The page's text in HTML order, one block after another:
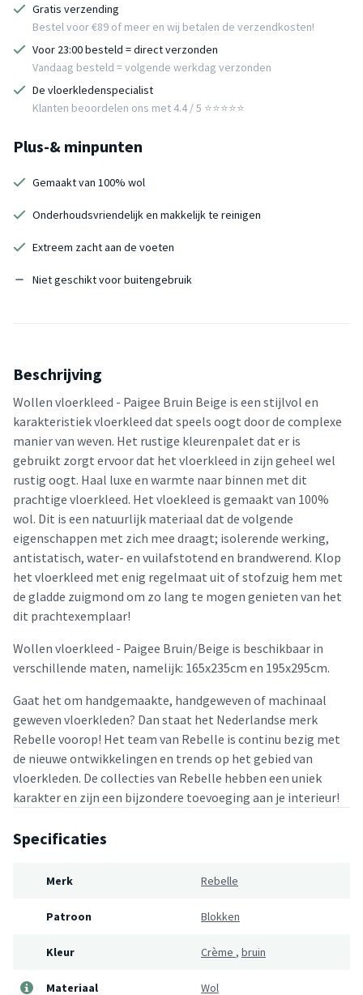
Gratis verzending
Bestel voor €89 of meer en wij betalen de verzendkosten!
Voor 23:00 besteld = direct verzonden
Vandaag besteld = volgende werkdag verzonden
De vloerkledenspecialist
Klanten beoordelen ons met 4.4 / 5 ⭐⭐⭐⭐⭐
Plus-& minpunten
Gemaakt van 100% wol
Onderhoudsvriendelijk en makkelijk te reinigen
Extreem zacht aan de voeten
Niet geschikt voor buitengebruik
Beschrijving
Wollen vloerkleed - Paigee Bruin Beige is een stijlvol en
karakteristiek vloerkleed dat speels oogt door de complexe
manier van weven. Het rustige kleurenpalet dat er is
gebruikt zorgt ervoor dat het vloerkleed in zijn geheel wel
rustig oogt. Haal luxe en warmte naar binnen met dit
prachtige vloerkleed. Het vloekleed is gemaakt van 100%
wol. Dit is een natuurlijk materiaal dat de volgende
eigenschappen met zich mee draagt; isolerende werking,
antistatisch, water- en vuilafstotend en brandwerend. Klop
het vloerkleed met enig regelmaat uit of stofzuig hem met
de gladde zuigmond om zo lang te mogen genieten van het
dit prachtexemplaar!
Wollen vloerkleed - Paigee Bruin/Beige is beschikbaar in
verschillende maten, namelijk: 165x235cm en 195x295cm.
Gaat het om handgemaakte, handgeweven of machinaal
geweven vloerkleden? Dan staat het Nederlandse merk
Rebelle voorop! Het team van Rebelle is continu bezig met
de nieuwe ontwikkelingen en trends op het gebied van
vloerkleden. De collecties van Rebelle hebben een uniek
karakter en zijn een bijzondere toevoeging aan je interieur!
Specificaties
Merk Rebelle
Patroon Blokken
Kleur Crème , bruin
Materiaal Wol